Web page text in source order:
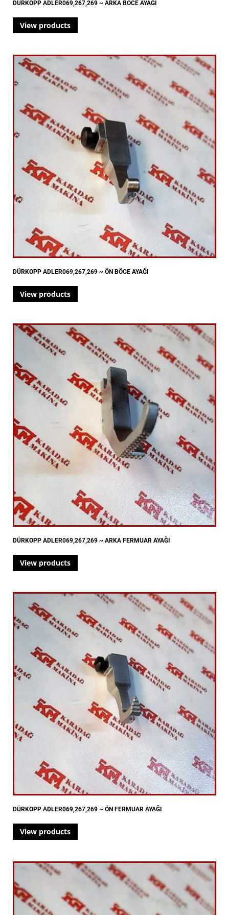
DÜRKOPP ADLER069,267,269 ~ ARKA BÖCE AYAĞI
View products
DÜRKOPP ADLER069,267,269 ~ ÖN BÖCE AYAĞI
View products
DÜRKOPP ADLER069,267,269 ~ ARKA FERMUAR AYAĞI
View products
DÜRKOPP ADLER069,267,269 ~ ÖN FERMUAR AYAĞI
View products